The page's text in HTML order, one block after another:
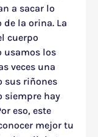
a sacar lo
la orina. La
cuerpo
usamos los
veces una
sus riñones
siempre hay
eso, este
mejor tu